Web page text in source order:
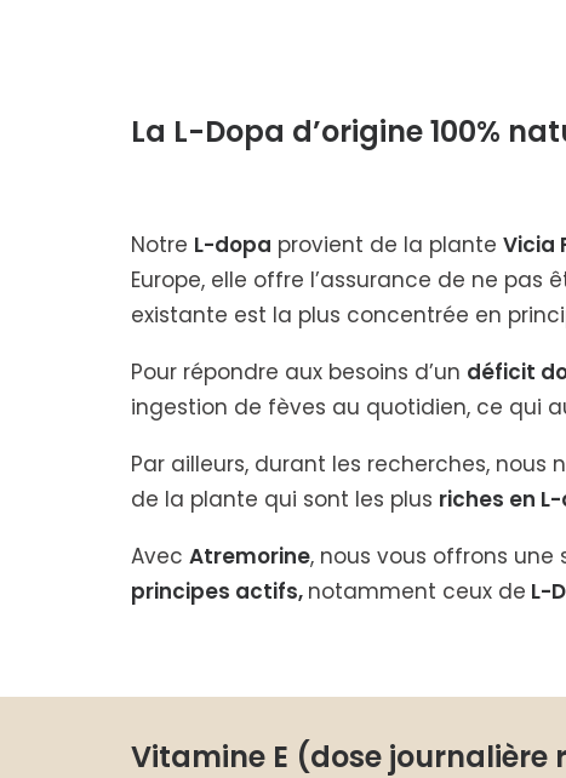
La L-Dopa d’origine 100%
Notre L-dopa provient de la plante Vicia
Europe, elle offre l’assurance de ne
existante est la plus concentrée en
Pour répondre aux besoins d’un déficit
ingestion de fèves au quotidien, ce qui
Par ailleurs, durant les recherches,
de la plante qui sont les plus riches en
Avec Atremorine, nous vous offrons
principes actifs, notamment ceux de L-
Vitamine E (dose journalière